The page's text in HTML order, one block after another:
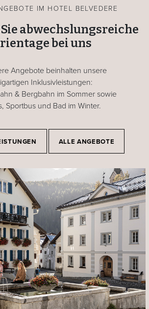
IM HOTEL BELVEDERE
abwechslungsreiche
bei uns
Angebote beinhalten unsere
Inklusivleistungen:
& Bergbahn im Sommer sowie
Sportbus und Bad im Winter.
ALLE ANGEBOTE